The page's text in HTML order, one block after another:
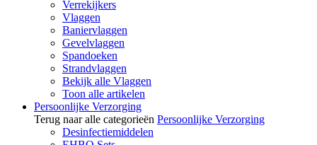
Verrekijkers
Vlaggen
Baniervlaggen
Gevelvlaggen
Spandoeken
Strandvlaggen
Bekijk alle Vlaggen
Toon alle artikelen
Persoonlijke Verzorging
Terug naar alle categorieën Persoonlijke Verzorging
Desinfectiemiddelen